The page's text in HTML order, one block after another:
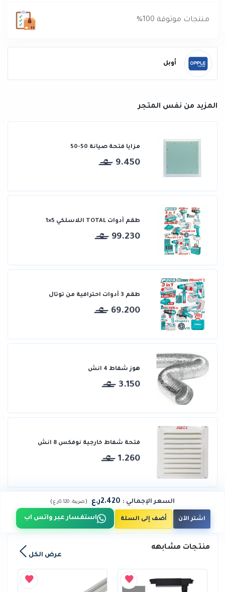
منتجات موثوقة 100%
أوبل
المزيد من نفس المتجر
مزايا فتحة صيانة 50-50
9.450
طقم أدوات TOTAL اللاسلكي 5×1
99.230
طقم 3 أدوات احترافية من توتال
69.200
هوز شفاط 4 انش
3.150
فتحة شفاط خارجية نوفكس 8 انش
1.260
السعر الإجمالي : 2.420ر.ع (ضريبة : 0.120ر.ع )
اشتر الآن أضف إلى السلة استفسار عبر واتس اب
منتجات مشابهه
عرض الكل